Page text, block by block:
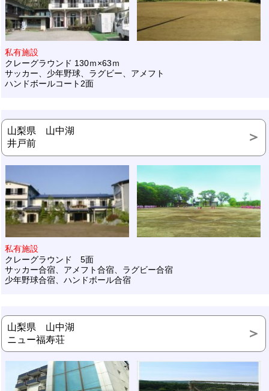
私有施設
クレーグラウンド 130ｍ×63ｍ
サッカー、少年野球、ラグビー、アメフト
ハンドボールコート2面
山梨県 山中湖
井戸前
私有施設
クレーグラウンド 5面
サッカー合宿、アメフト合宿、ラグビー合宿
少年野球合宿、ハンドボール合宿
山梨県 山中湖
ニュー福寿荘